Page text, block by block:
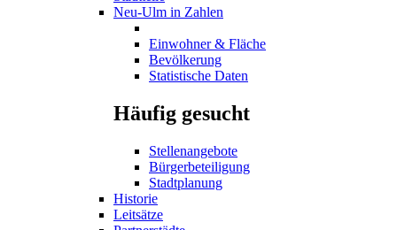
Neu-Ulm in Zahlen
Einwohner & Fläche
Bevölkerung
Statistische Daten
Häufig gesucht
Stellenangebote
Bürgerbeteiligung
Stadtplanung
Historie
Leitsätze